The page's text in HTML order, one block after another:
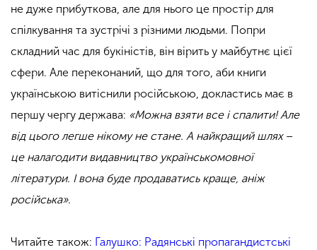
не дуже прибуткова, але для нього це простір для
спілкування та зустрічі з різними людьми. Попри
складний час для букіністів, він вірить у майбутнє цієї
сфери. Але переконаний, що для того, аби книги
українською витіснили російською, докластись має в
першу чергу держава: «Можна взяти все і спалити! Але
від цього легше нікому не стане. А найкращий шлях –
це налагодити видавництво українськомовної
літератури. І вона буде продаватись краще, аніж
російська».
Читайте також: Галушко: Радянські пропагандистські